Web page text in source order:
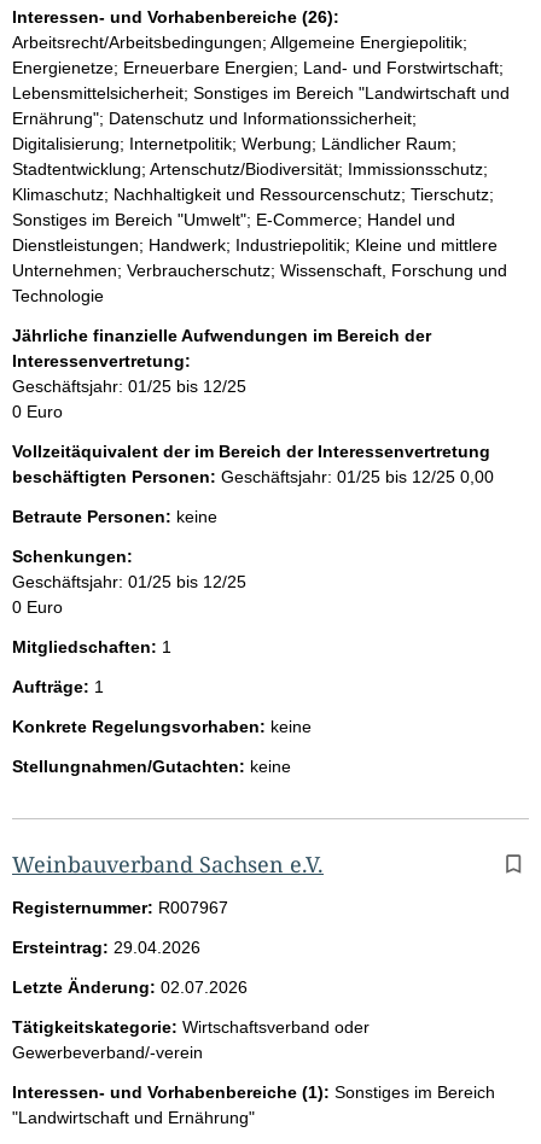
Interessen- und Vorhabenbereiche (26):
Arbeitsrecht/Arbeitsbedingungen; Allgemeine Energiepolitik;
Energienetze; Erneuerbare Energien; Land- und Forstwirtschaft;
Lebensmittelsicherheit; Sonstiges im Bereich "Landwirtschaft und
Ernährung"; Datenschutz und Informationssicherheit;
Digitalisierung; Internetpolitik; Werbung; Ländlicher Raum;
Stadtentwicklung; Artenschutz/Biodiversität; Immissionsschutz;
Klimaschutz; Nachhaltigkeit und Ressourcenschutz; Tierschutz;
Sonstiges im Bereich "Umwelt"; E-Commerce; Handel und
Dienstleistungen; Handwerk; Industriepolitik; Kleine und mittlere
Unternehmen; Verbraucherschutz; Wissenschaft, Forschung und
Technologie
Jährliche finanzielle Aufwendungen im Bereich der
Interessenvertretung:
Geschäftsjahr: 01/25 bis 12/25
0 Euro
Vollzeitäquivalent der im Bereich der Interessenvertretung
beschäftigten Personen: Geschäftsjahr: 01/25 bis 12/25 0,00
Betraute Personen: keine
Schenkungen:
Geschäftsjahr: 01/25 bis 12/25
0 Euro
Mitgliedschaften: 1
Aufträge: 1
Konkrete Regelungsvorhaben: keine
Stellungnahmen/Gutachten: keine
Weinbauverband Sachsen e.V.
Registernummer: R007967
Ersteintrag: 29.04.2026
Letzte Änderung: 02.07.2026
Tätigkeitskategorie: Wirtschaftsverband oder
Gewerbeverband/-verein
Interessen- und Vorhabenbereiche (1): Sonstiges im Bereich
"Landwirtschaft und Ernährung"